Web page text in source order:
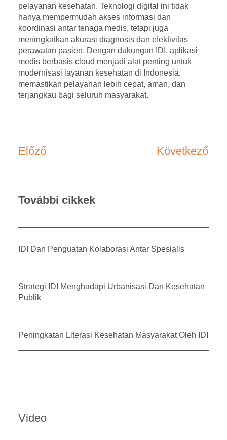
pelayanan kesehatan. Teknologi digital ini tidak
hanya mempermudah akses informasi dan
koordinasi antar tenaga medis, tetapi juga
meningkatkan akurasi diagnosis dan efektivitas
perawatan pasien. Dengan dukungan IDI, aplikasi
medis berbasis cloud menjadi alat penting untuk
modernisasi layanan kesehatan di Indonesia,
memastikan pelayanan lebih cepat, aman, dan
terjangkau bagi seluruh masyarakat.
Előző Következő
További cikkek
IDI Dan Penguatan Kolaborasi Antar Spesialis
Strategi IDI Menghadapi Urbanisasi Dan Kesehatan
Publik
Peningkatan Literasi Kesehatan Masyarakat Oleh IDI
Video